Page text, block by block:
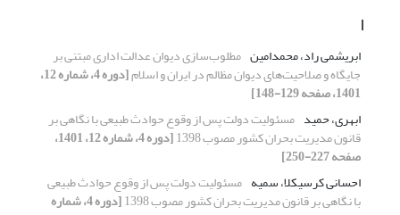
ا
ابریشمی راد، محمدامین مطلوب‌سازی دیوان عدالت اداری مبتنی بر
جایگاه و صلاحیت‌های دیوان مظالم در ایران و اسلام [دوره 4، شماره 12،
1401، صفحه 129-148]
ابهری، حمید مسئولیت دولت پس از وقوع حوادث طبیعی با نگاهی بر
قانون مدیریت بحران کشور مصوب 1398 [دوره 4، شماره 12، 1401،
صفحه 227-250]
احسانی کرسیکلا، سمیه مسئولیت دولت پس از وقوع حوادث طبیعی
با نگاهی بر قانون مدیریت بحران کشور مصوب 1398 [دوره 4، شماره